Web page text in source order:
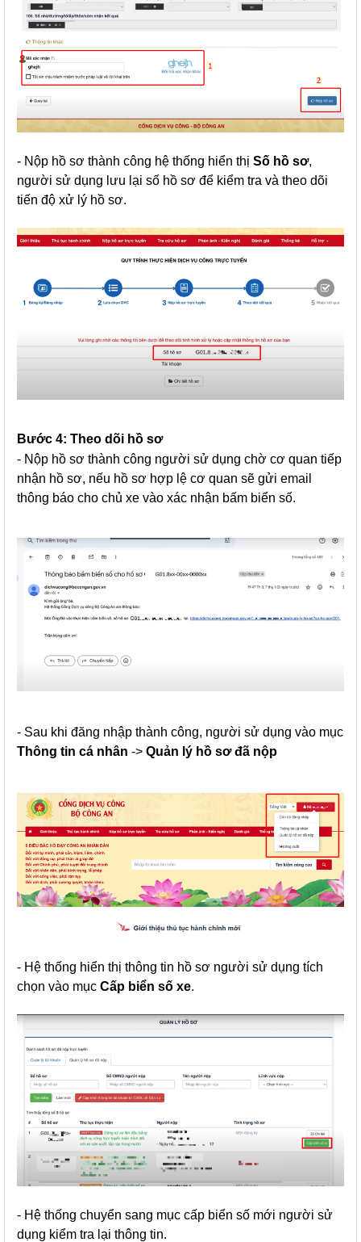
- Nộp hồ sơ thành công hệ thống hiển thị Số hồ sơ,
người sử dụng lưu lại số hồ sơ để kiểm tra và theo dõi
tiến độ xử lý hồ sơ.
Bước 4: Theo dõi hồ sơ
- Nộp hồ sơ thành công người sử dụng chờ cơ quan tiếp
nhận hồ sơ, nếu hồ sơ hợp lệ cơ quan sẽ gửi email
thông báo cho chủ xe vào xác nhận bấm biển số.
- Sau khi đăng nhập thành công, người sử dụng vào mục
Thông tin cá nhân -> Quản lý hồ sơ đã nộp
- Hệ thống hiển thị thông tin hồ sơ người sử dụng tích
chọn vào mục Cấp biển số xe.
- Hệ thống chuyển sang mục cấp biển số mới người sử
dụng kiểm tra lại thông tin.